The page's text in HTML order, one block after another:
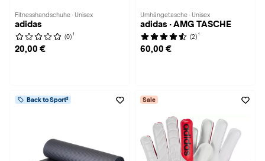
Fitnesshandschuhe · Unisex
adidas
(0) 1
20,00 €
Umhängetasche · Unisex
adidas · AMG TASCHE
(2) 1
60,00 €
Back to Sport² Sale